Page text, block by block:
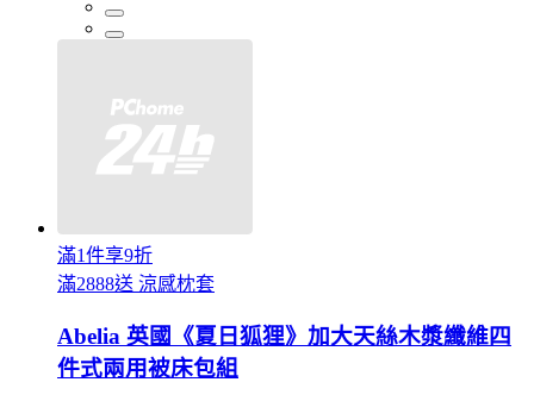
滿1件享9折
滿2888送 涼感枕套
Abelia 英國《夏日狐狸》加大天絲木漿纖維四
件式兩用被床包組